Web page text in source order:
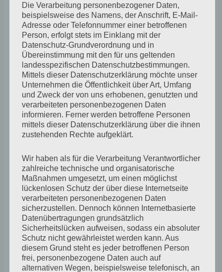
Quelle
Trotz dem eher abstrakten Ausdruck dieser Bilder, habe
ich vor meinen inneren Augen ein genaues Bild von
einem Garten im diesigen Morgenlicht in dem an einem
alten Obstbaum eine vergessene Leiter lehnt. Wann
wurde sie zuletzt benutzt? Wer hat sie dort vergessen
und warum? Wo ich dieses Bild jemals gesehen habe,
Die Verarbeitung personenbezogener Daten,
beispielsweise des Namens, der Anschrift, E-Mail-
Adresse oder Telefonnummer einer betroffenen
Person, erfolgt stets im Einklang mit der
Datenschutz-Grundverordnung und in
Übereinstimmung mit den für uns geltenden
landesspezifischen Datenschutzbestimmungen.
Mittels dieser Datenschutzerklärung möchte unser
Unternehmen die Öffentlichkeit über Art, Umfang
und Zweck der von uns erhobenen, genutzten und
verarbeiteten personenbezogenen Daten
informieren. Ferner werden betroffene Personen
mittels dieser Datenschutzerklärung über die ihnen
zustehenden Rechte aufgeklärt.
Wir haben als für die Verarbeitung Verantwortlicher
zahlreiche technische und organisatorische
Maßnahmen umgesetzt, um einen möglichst
lückenlosen Schutz der über diese Internetseite
verarbeiteten personenbezogenen Daten
sicherzustellen. Dennoch können Internetbasierte
Datenübertragungen grundsätzlich
Sicherheitslücken aufweisen, sodass ein absoluter
Schutz nicht gewährleistet werden kann. Aus
diesem Grund steht es jeder betroffenen Person
frei, personenbezogene Daten auch auf
alternativen Wegen, beispielsweise telefonisch, an